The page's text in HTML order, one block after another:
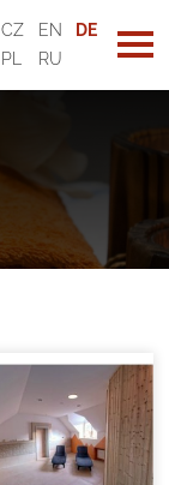
CZ EN
DE
PL
RU